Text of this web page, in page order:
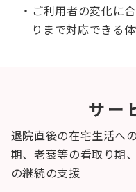
・ご利用者の変化に
りまで対応できる
サー
退院直後の在宅生活へ
期、老衰等の看取り期
の継続の支援